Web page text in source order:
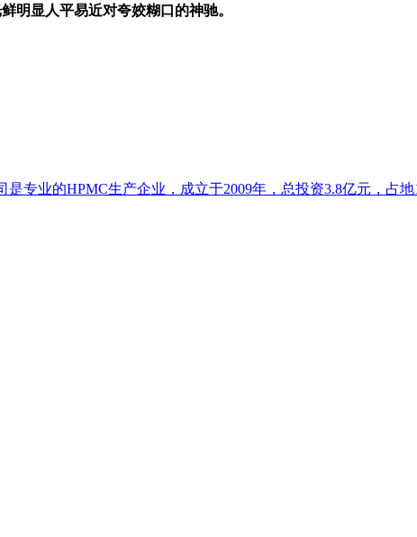
明显人平易近对夸姣糊口的神驰。
专业的HPMC生产企业，成立于2009年，总投资3.8亿元，占地